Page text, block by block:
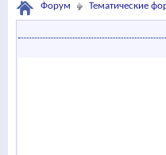
Форум Тематические